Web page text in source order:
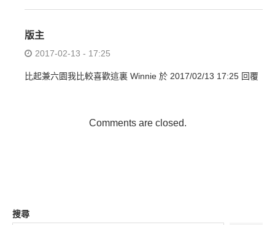
版主
2017-02-13 - 17:25
比起兼六園我比較喜歡這裏 Winnie 於 2017/02/13 17:25 回覆
Comments are closed.
搜尋